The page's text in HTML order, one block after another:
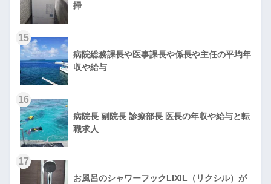
掃
15
病院総務課長や医事課長や係長や主任の平均年
収や給与
16
病院長 副院長 診療部長 医長の年収や給与と転
職求人
17
お風呂のシャワーフックLIXIL（リクシル）が